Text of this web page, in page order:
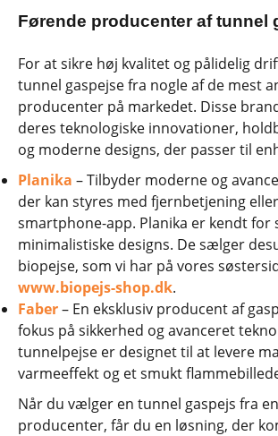
Førende producenter af tunnel
For at sikre høj kvalitet og pålidelig
tunnel gaspejse fra nogle af de mest
producenter på markedet. Disse
deres teknologiske innovationer,
og moderne designs, der passer til
Planika – Tilbyder moderne og
der kan styres med fjernbetjening
smartphone-app. Planika er kendt for
minimalistiske designs. De sælger
biopejse, som vi har på vores
www.biopejs-shop.dk.
Faber– En eksklusiv producent af
fokus på sikkerhed og avanceret
tunnelpejse er designet til at levere
varmeeffekt og et smukt
Når du vælger en tunnel gaspejs fra
producenter, får du en løsning, der